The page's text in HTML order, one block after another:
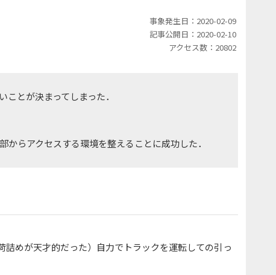
事象発生日：2020-02-09
記事公開日：2020-02-10
アクセス数：20802
とが決まってしまった．
らアクセスする環境を整えることに成功した．
めが天才的だった）自力でトラックを運転しての引っ